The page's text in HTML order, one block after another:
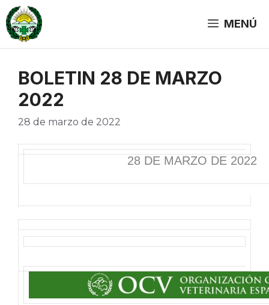
Saltar
al
contenido
MENÚ
BOLETIN 28 DE MARZO
2022
28 de marzo de 2022
28 DE MARZO DE 2022